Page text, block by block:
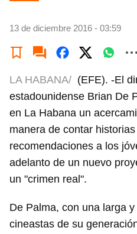
13 de diciembre 2016 - 03:59
LA HABANA/ (EFE). -El
estadounidense Brian De
en La Habana un
manera de contar
recomendaciones a los
adelanto de un nuevo
un "crimen real".
De Palma, con una larga
cineastas de su